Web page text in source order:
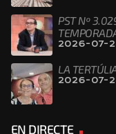
PST Nº
2026-07-
LA
2026-07-
EN DIRECTE